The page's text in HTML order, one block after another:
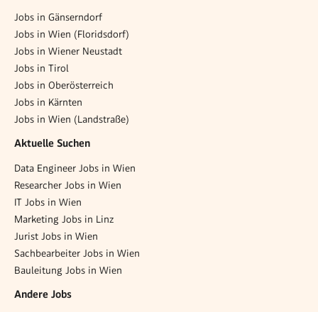
Jobs in Gänserndorf
Jobs in Wien (Floridsdorf)
Jobs in Wiener Neustadt
Jobs in Tirol
Jobs in Oberösterreich
Jobs in Kärnten
Jobs in Wien (Landstraße)
Aktuelle Suchen
Data Engineer Jobs in Wien
Researcher Jobs in Wien
IT Jobs in Wien
Marketing Jobs in Linz
Jurist Jobs in Wien
Sachbearbeiter Jobs in Wien
Bauleitung Jobs in Wien
Andere Jobs